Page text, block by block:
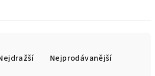
Nejprodávanější